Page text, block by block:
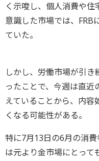
く示唆し、個人消費や
意識した市場では、FRB
ていた。
しかし、労働市場が引
ったことで、今週は直
えていることから、内容
くなる可能性がある。
特に7月13日の6月の消
は元より金市場にとって